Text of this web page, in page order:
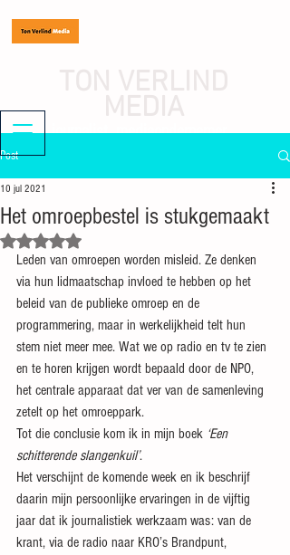
journalist, mediaondernemer
Post
Het omroepbestel is stukgemaakt
10 jul 2021
Beoordeeld met NaN uit 5 sterren.
Leden van omroepen worden misleid. Ze denken
via hun lidmaatschap invloed te hebben op het
beleid van de publieke omroep en de
programmering, maar in werkelijkheid telt hun
stem niet meer mee. Wat we op radio en tv te zien
en te horen krijgen wordt bepaald door de NPO,
het centrale apparaat dat ver van de samenleving
zetelt op het omroeppark.
Tot die conclusie kom ik in mijn boek ‘Een
schitterende slangenkuil’.
Het verschijnt de komende week en ik beschrijf
daarin mijn persoonlijke ervaringen in de vijftig
jaar dat ik journalistiek werkzaam was: van de
krant, via de radio naar KRO’s Brandpunt,